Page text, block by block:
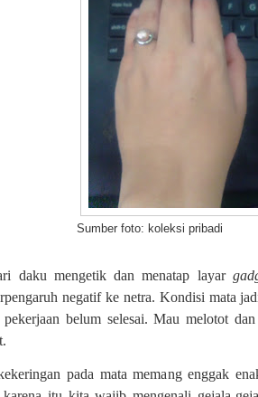
Sumber foto: koleksi pribadi
daku mengetik dan menatap layar
negatif ke netra. Kondisi mata
belum selesai. Mau melotot
pada mata memang enggak